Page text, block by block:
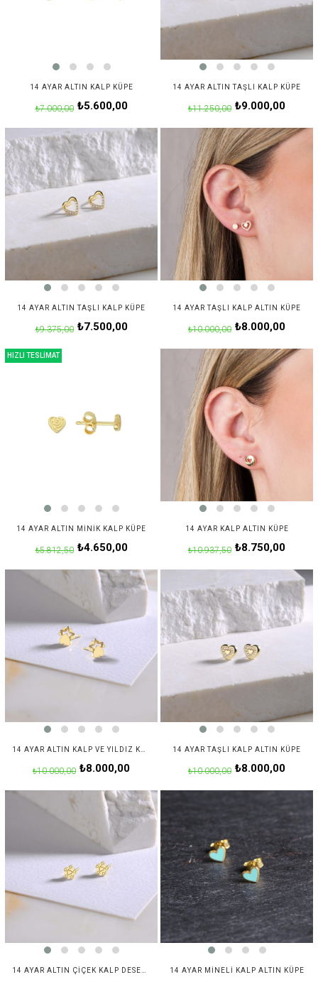
14 AYAR ALTIN KALP KÜPE
₺5.600,00
₺7.000,00
14 AYAR ALTIN TAŞLI KALP KÜPE
₺9.000,00
₺11.250,00
14 AYAR ALTIN TAŞLI KALP KÜPE
₺7.500,00
₺9.375,00
14 AYAR TAŞLI KALP ALTIN KÜPE
₺8.000,00
₺10.000,00
14 AYAR ALTIN MINIK KALP KÜPE
₺4.650,00
₺5.812,50
HIZLI TESLİMAT
14 AYAR KALP ALTIN KÜPE
₺8.750,00
₺10.937,50
₺8.000,00
₺10.000,00
14 AYAR TAŞLI KALP ALTIN KÜPE
₺8.000,00
₺10.000,00
14 AYAR MINELI KALP ALTIN KÜPE